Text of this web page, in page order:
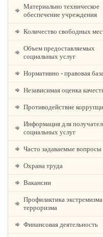
Материально техническое
обеспечение учреждения
Количество свободных
Объем предоставляемых
социальных услуг
Нормативно - правовая
Независимая оценка
Противодействие
Информация для
социальных услуг
Часто задаваемые вопросы
Охрана труда
Вакансии
Профилактика
терроризма
Финансовая деятельность